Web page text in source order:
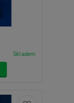
Skladem